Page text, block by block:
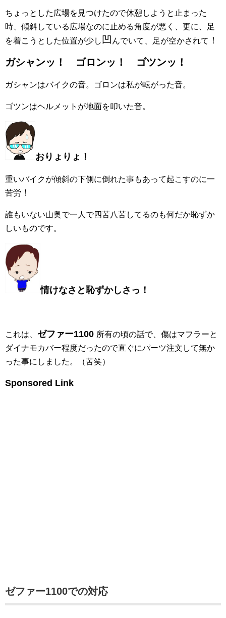
ちょっとした広場を見つけたので休憩しようと止まった
時、傾斜している広場なのに止める角度が悪く、更に、足
を着こうとした位置が少し 凹 んでいて、足が空かされて ！
ガシャンッ！ ゴロンッ！ ゴツンッ！
ガシャンはバイクの音。ゴロンは私が転がった音。
ゴツンはヘルメットが地面を叩いた音。
おりょりょ！
重いバイクが傾斜の下側に倒れた事もあって起こすのに一
苦労 ！
誰もいない山奥で一人で四苦八苦してるのも何だか恥ずか
しいものです。
情けなさと恥ずかしさっ！
これは、 ゼファー1100 所有の頃の話で、傷はマフラーと
ダイナモカバー程度だったので直ぐにパーツ注文して無か
った事にしました。（苦笑）
Sponsored Link
ゼファー1100での対応